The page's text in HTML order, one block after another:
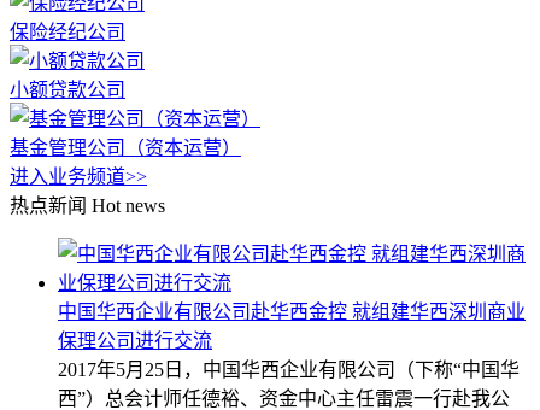
保险经纪公司
小额贷款公司
基金管理公司（资本运营）
进入业务频道>>
热点新闻 Hot news
中国华西企业有限公司赴华西金控 就组建华西深圳商业
保理公司进行交流
2017年5月25日，中国华西企业有限公司（下称“中国华
西”）总会计师任德裕、资金中心主任雷震一行赴我公